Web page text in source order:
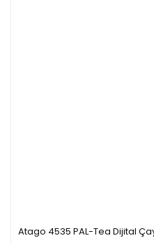
Atago 4535 PAL-Tea Dijital